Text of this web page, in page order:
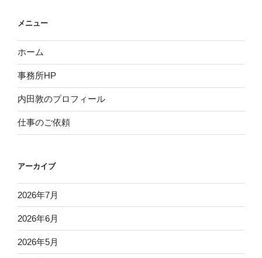
メニュー
ホーム
事務所HP
内田敦のプロフィール
仕事のご依頼
アーカイブ
2026年7月
2026年6月
2026年5月